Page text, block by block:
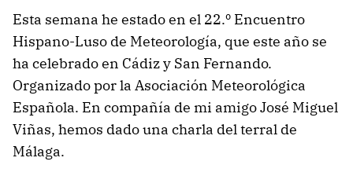
Esta semana he estado en el 22.º Encuentro
Hispano-Luso de Meteorología, que este año se
ha celebrado en Cádiz y San Fernando.
Organizado por la Asociación Meteorológica
Española. En compañía de mi amigo José Miguel
Viñas, hemos dado una charla del terral de
Málaga.